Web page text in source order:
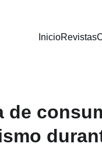
InicioRevistas
de